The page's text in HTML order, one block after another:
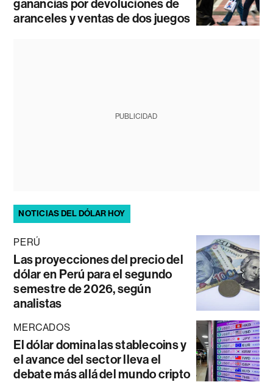
ganancias por devoluciones de
aranceles y ventas de dos juegos
PUBLICIDAD
NOTICIAS DEL DÓLAR HOY
PERÚ
Las proyecciones del precio del
dólar en Perú para el segundo
semestre de 2026, según
analistas
MERCADOS
El dólar domina las stablecoins y
el avance del sector lleva el
debate más allá del mundo cripto